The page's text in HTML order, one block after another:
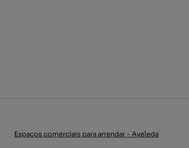
Espaços comerciais para arrendar - Aveleda